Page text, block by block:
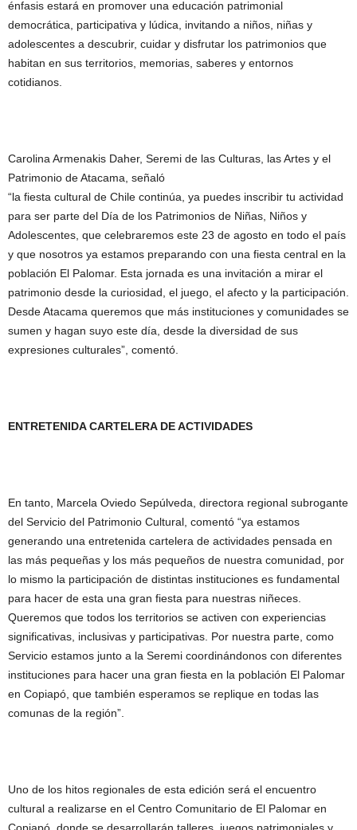
énfasis estará en promover una educación patrimonial
democrática, participativa y lúdica, invitando a niños, niñas y
adolescentes a descubrir, cuidar y disfrutar los patrimonios que
habitan en sus territorios, memorias, saberes y entornos
cotidianos.
Carolina Armenakis Daher, Seremi de las Culturas, las Artes y el
Patrimonio de Atacama, señaló
“la fiesta cultural de Chile continúa, ya puedes inscribir tu actividad
para ser parte del Día de los Patrimonios de Niñas, Niños y
Adolescentes, que celebraremos este 23 de agosto en todo el país
y que nosotros ya estamos preparando con una fiesta central en la
población El Palomar. Esta jornada es una invitación a mirar el
patrimonio desde la curiosidad, el juego, el afecto y la participación.
Desde Atacama queremos que más instituciones y comunidades se
sumen y hagan suyo este día, desde la diversidad de sus
expresiones culturales”, comentó.
ENTRETENIDA CARTELERA DE ACTIVIDADES
En tanto, Marcela Oviedo Sepúlveda, directora regional subrogante
del Servicio del Patrimonio Cultural, comentó “ya estamos
generando una entretenida cartelera de actividades pensada en
las más pequeñas y los más pequeños de nuestra comunidad, por
lo mismo la participación de distintas instituciones es fundamental
para hacer de esta una gran fiesta para nuestras niñeces.
Queremos que todos los territorios se activen con experiencias
significativas, inclusivas y participativas. Por nuestra parte, como
Servicio estamos junto a la Seremi coordinándonos con diferentes
instituciones para hacer una gran fiesta en la población El Palomar
en Copiapó, que también esperamos se replique en todas las
comunas de la región”.
Uno de los hitos regionales de esta edición será el encuentro
cultural a realizarse en el Centro Comunitario de El Palomar en